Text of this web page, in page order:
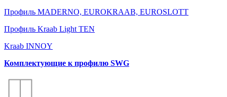
Профиль MADERNO, EUROKRAAB, EUROSLOTT
Профиль Kraab Light TEN
Kraab INNOY
Комплектующие к профилю SWG